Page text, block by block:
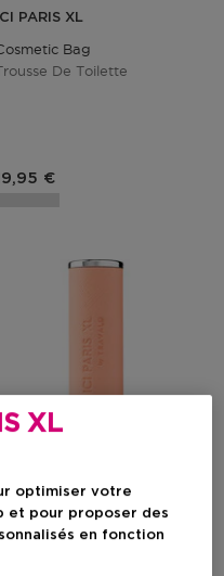
ICI PARIS XL
Bag
De Toilette
du produit
€
XL
optimiser votre
et pour proposer des
en fonction